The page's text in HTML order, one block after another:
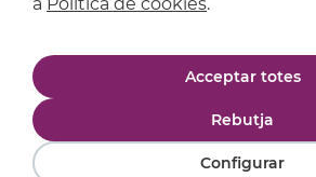
Política de
Acceptar totes
Rebutja
Configurar